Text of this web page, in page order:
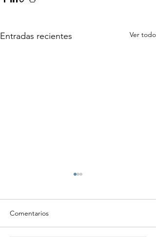
Entradas recientes Ver todo
Comentarios